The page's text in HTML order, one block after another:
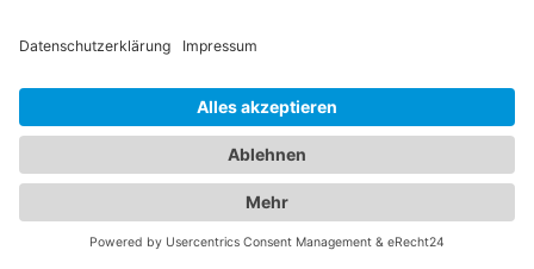
Informationen zu Augenärzten und Kinderärzten in
Qualifikationen, Spezialisierungen, Öffnungszeiten
und Standorte erfahren sowie Bewertungen von
anderen Patienten lesen. Auf diese Weise können
Sie die bestmögliche Entscheidung für die
Gesundheit Ihrer Familie treffen. Vertrauen Sie auf
unsere Plattform, um die besten Augenärzte und